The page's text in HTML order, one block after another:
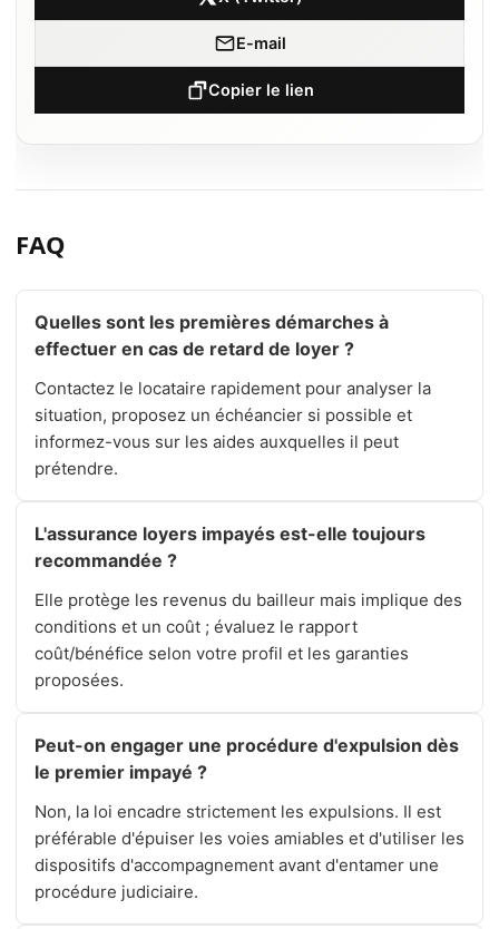
E-mail
Copier le lien
FAQ
Quelles sont les premières démarches à
effectuer en cas de retard de loyer ?
Contactez le locataire rapidement pour analyser la
situation, proposez un échéancier si possible et
informez-vous sur les aides auxquelles il peut
prétendre.
L'assurance loyers impayés est-elle toujours
recommandée ?
Elle protège les revenus du bailleur mais implique des
conditions et un coût ; évaluez le rapport
coût/bénéfice selon votre profil et les garanties
proposées.
Peut-on engager une procédure d'expulsion dès
le premier impayé ?
Non, la loi encadre strictement les expulsions. Il est
préférable d'épuiser les voies amiables et d'utiliser les
dispositifs d'accompagnement avant d'entamer une
procédure judiciaire.